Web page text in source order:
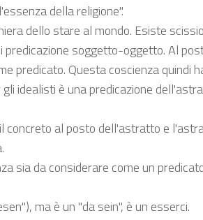
della religione".
dello stare al mondo. Esiste
soggetto-oggetto. Al
Questa coscienza quindi
idealisti è una predicazione
concreto al posto dell'astratto e
sia da considerare come un
ma è un "da sein", è un esserci.